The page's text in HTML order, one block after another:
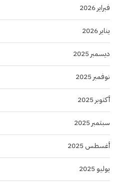
فبراير 2026
يناير 2026
ديسمبر 2025
نوفمبر 2025
أكتوبر 2025
سبتمبر 2025
أغسطس 2025
يوليو 2025